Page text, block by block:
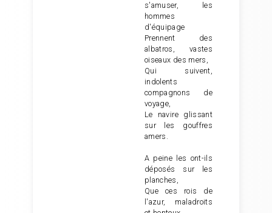
s'amuser, les
hommes
d'équipage
Prennent des
albatros, vastes
oiseaux des mers,
Qui suivent,
indolents
compagnons de
voyage,
Le navire glissant
sur les gouffres
amers.
A peine les ont-ils
déposés sur les
planches,
Que ces rois de
l'azur, maladroits